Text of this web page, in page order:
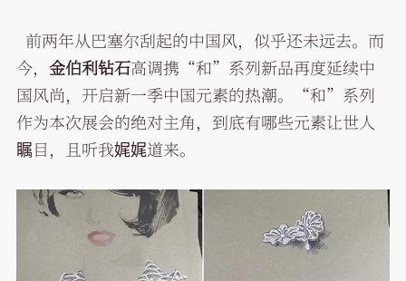
前两年从巴塞尔刮起的中国风，似乎还未远去。而
今， 金伯利钻石高调携“和”系列新品再度延续中
国风尚，开启新一季中国元素的热潮。“和”系列
作为本次展会的绝对主角，到底有哪些元素让世人
瞩目，且听我娓娓道来。